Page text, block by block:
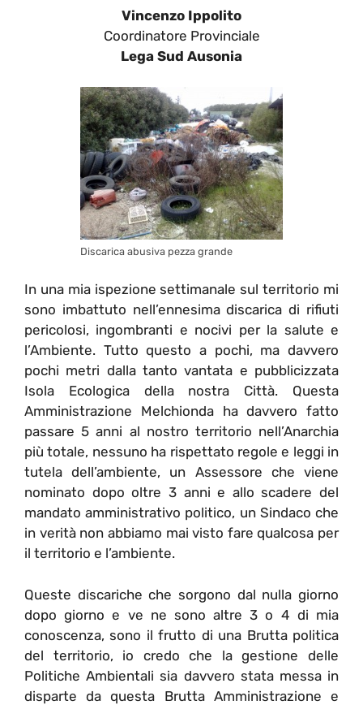
Vincenzo Ippolito
Coordinatore Provinciale
Lega Sud Ausonia
Discarica abusiva pezza grande
In una mia ispezione settimanale sul territorio mi
sono imbattuto nell’ennesima discarica di rifiuti
pericolosi, ingombranti e nocivi per la salute e
l’Ambiente. Tutto questo a pochi, ma davvero
pochi metri dalla tanto vantata e pubblicizzata
Isola Ecologica della nostra Città. Questa
Amministrazione Melchionda ha davvero fatto
passare 5 anni al nostro territorio nell’Anarchia
più totale, nessuno ha rispettato regole e leggi in
tutela dell’ambiente, un Assessore che viene
nominato dopo oltre 3 anni e allo scadere del
mandato amministrativo politico, un Sindaco che
in verità non abbiamo mai visto fare qualcosa per
il territorio e l’ambiente.
Queste discariche che sorgono dal nulla giorno
dopo giorno e ve ne sono altre 3 o 4 di mia
conoscenza, sono il frutto di una Brutta politica
del territorio, io credo che la gestione delle
Politiche Ambientali sia davvero stata messa in
disparte da questa Brutta Amministrazione e